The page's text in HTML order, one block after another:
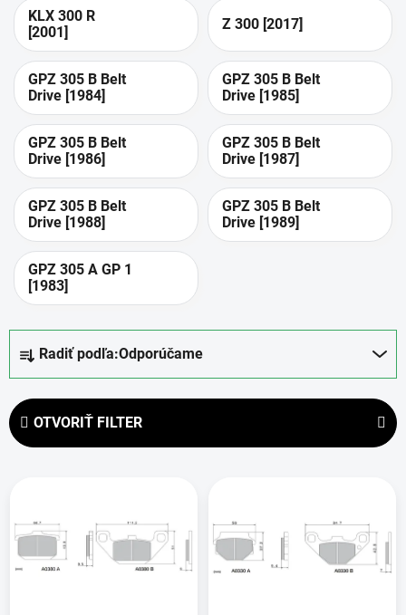
KLX 300 R
[2001]
Z 300 [2017]
GPZ 305 B Belt
Drive [1984]
GPZ 305 B Belt
Drive [1985]
GPZ 305 B Belt
Drive [1986]
GPZ 305 B Belt
Drive [1987]
GPZ 305 B Belt
Drive [1988]
GPZ 305 B Belt
Drive [1989]
GPZ 305 A GP 1
[1983]
e
n
r
o
d
Radiť podľa:Odporúčame
OTVORIŤ FILTER
p
s